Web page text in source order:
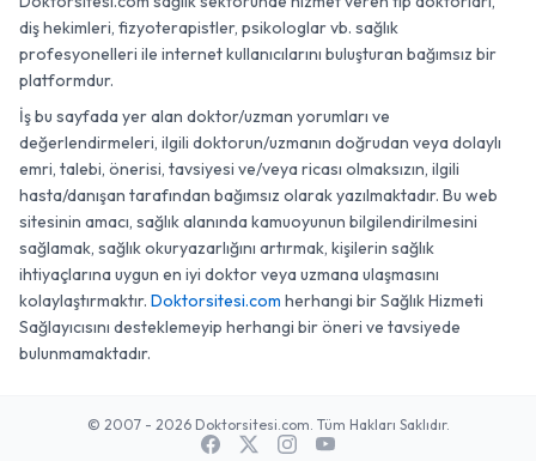
diş hekimleri, fizyoterapistler, psikologlar vb. sağlık
profesyonelleri ile internet kullanıcılarını buluşturan bağımsız bir
platformdur.
İş bu sayfada yer alan doktor/uzman yorumları ve
değerlendirmeleri, ilgili doktorun/uzmanın doğrudan veya dolaylı
emri, talebi, önerisi, tavsiyesi ve/veya ricası olmaksızın, ilgili
hasta/danışan tarafından bağımsız olarak yazılmaktadır. Bu web
sitesinin amacı, sağlık alanında kamuoyunun bilgilendirilmesini
sağlamak, sağlık okuryazarlığını artırmak, kişilerin sağlık
ihtiyaçlarına uygun en iyi doktor veya uzmana ulaşmasını
kolaylaştırmaktır. Doktorsitesi.com herhangi bir Sağlık Hizmeti
Sağlayıcısını desteklemeyip herhangi bir öneri ve tavsiyede
bulunmamaktadır.
© 2007 - 2026 Doktorsitesi.com. Tüm Hakları Saklıdır.